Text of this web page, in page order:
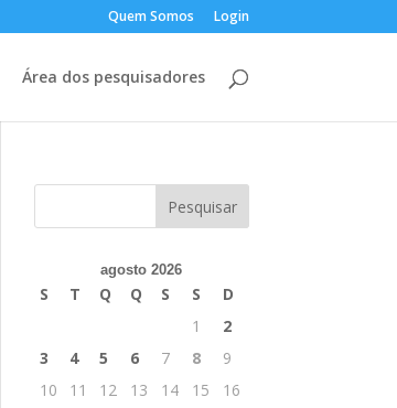
Quem Somos Login
Área dos pesquisadores
agosto 2026
S T Q Q S S
D
1
2
3
4 5 6 7 8
9
10
11 12 13 14 15
16